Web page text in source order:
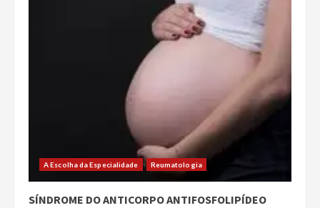
A Escolha da Especialidade Reumatologia
SÍNDROME DO ANTICORPO ANTIFOSFOLIPÍDEO